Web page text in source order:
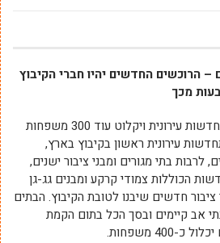
– הרוכשים החדשים יהיו חברי הקיבוץ
מכך
קיבוץ קריית ענבים עובר התחדשות עירונית ויקלוט עוד 300 משפחות
עירונית ראשון בקיבוץ בארץ,
לרבות בתי מגורים ומבני ציבור ישנים,
300 יח”ד חדשות הכוללות צמודי קרקע ומבנים גג-גן
ומבני ציבור חדשים שיבנו לטובת הקיבוץ. הבתים
יתווספו לכ-105 בתי אב קיימים ובסך הכל בתום הקמת
משפחות.